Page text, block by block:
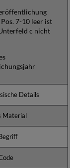
7-10 leer ist
c nicht
Details
Material